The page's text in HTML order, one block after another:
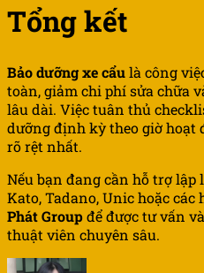
Tổng kết
Bảo dưỡng xe cẩulà công
toàn, giảm chi phí sửa chữa
lâu dài. Việc tuân thủ
dưỡng định kỳ theo giờ hoạt
rõ rệt nhất.
Nếu bạn đang cần hỗ trợ lập
Kato, Tadano, Unic hoặc các
Phát Groupđể được tư vấn
thuật viên chuyên sâu.